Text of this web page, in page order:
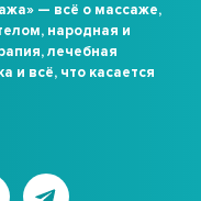
— всё о массаже,
народная и
лечебная
и всё, что касается